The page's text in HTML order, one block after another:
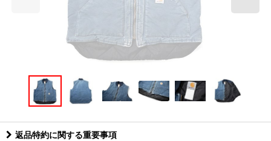
返品特約に関する重要事項